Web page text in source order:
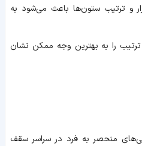
و ترتیب ستون‌ها باعث می‌شود به
را به بهترین وجه ممکن نشان
منحصر به فرد در سراسر سقف